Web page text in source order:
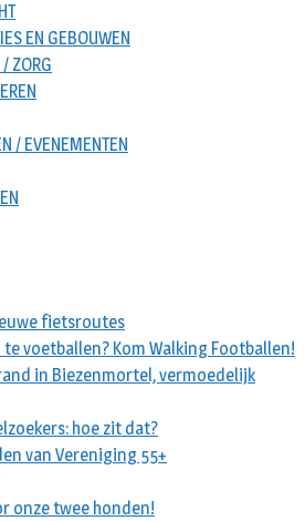
EN GEBOUWEN
ZORG
/ EVENEMENTEN
fietsroutes
voetballen? Kom Walking Footballen!
in Biezenmortel, vermoedelijk
hoe zit dat?
van Vereniging 55+
onze twee honden!